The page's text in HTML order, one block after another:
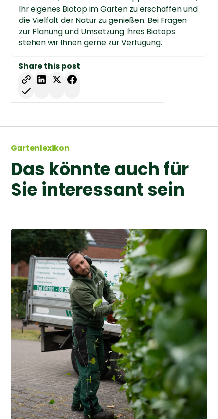
Ihr eigenes Biotop im Garten zu erschaffen und
die Vielfalt der Natur zu genießen. Bei Fragen
zur Planung und Umsetzung Ihres Biotops
stehen wir Ihnen gerne zur Verfügung.
Share this post
Gartenlexikon
Das könnte auch für
Sie interessant sein